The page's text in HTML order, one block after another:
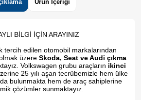
Ürün İçeriği
BİLGİ İÇİN ARAYINIZ
tercih edilen otomobil markalarından
üzere Skoda, Seat ve Audi çıkma
Volkswagen grubu araçların ikinci
25 yılı aşan tecrübemizle hem ülke
bulunmakta hem de araç sahiplerine
çözümler sunmaktayız.